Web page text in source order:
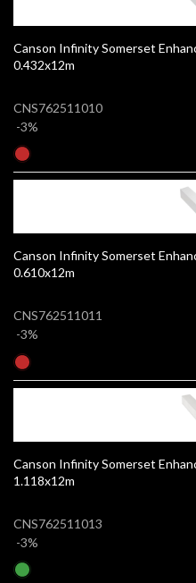
Canson Infinity Somerset
0.432x12m
CNS762511010
-3%
Canson Infinity Somerset
0.610x12m
CNS762511011
-3%
Canson Infinity Somerset
1.118x12m
CNS762511013
-3%